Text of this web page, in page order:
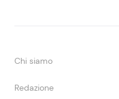
Chi siamo
Redazione